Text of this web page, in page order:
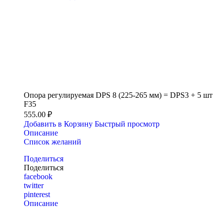
Опора регулируемая DPS 8 (225-265 мм) = DPS3 + 5 шт
F35
555.00 ₽
Добавить в Корзину Быстрый просмотр
Описание
Список желаний
Поделиться
Поделиться
facebook
twitter
pinterest
Описание